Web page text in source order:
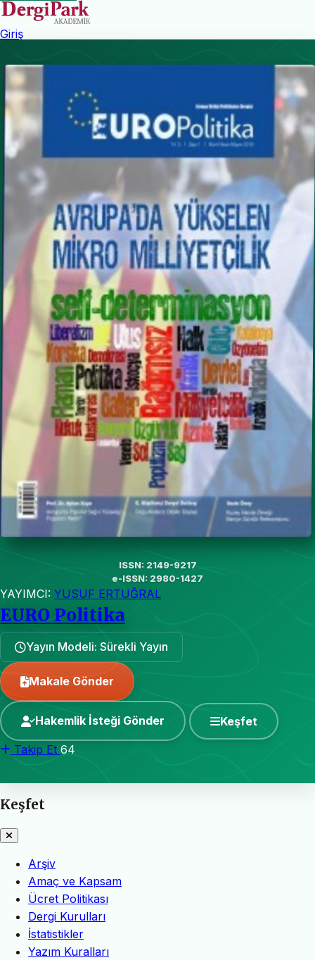
Giriş
ISSN: 2149-9217
e-ISSN: 2980-1427
YAYIMCI: YUSUF ERTUĞRAL
EURO Politika
Yayın Modeli: Sürekli Yayın
Makale Gönder
Hakemlik İsteği Gönder Keşfet
Takip Et 64
Keşfet
Arşiv
Amaç ve Kapsam
Ücret Politikası
Dergi Kurulları
İstatistikler
Yazım Kuralları